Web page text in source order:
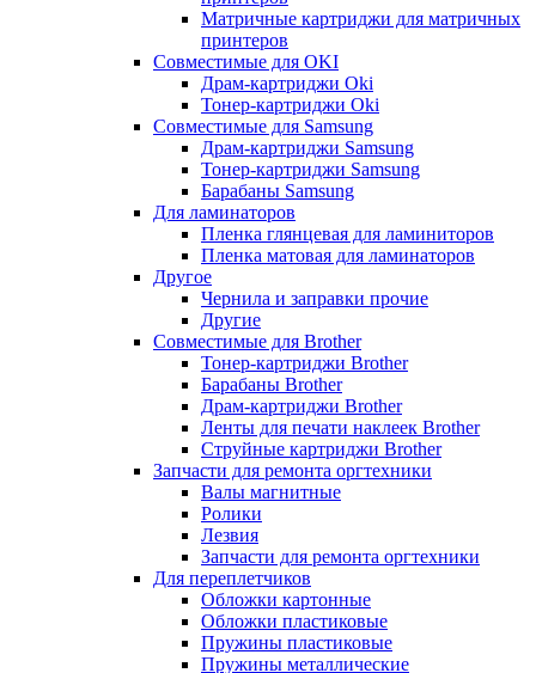
Матричные картриджи для матричных
принтеров
Совместимые для OKI
Драм-картриджи Oki
Тонер-картриджи Oki
Совместимые для Samsung
Драм-картриджи Samsung
Тонер-картриджи Samsung
Барабаны Samsung
Для ламинаторов
Пленка глянцевая для ламиниторов
Пленка матовая для ламинаторов
Другое
Чернила и заправки прочие
Другие
Совместимые для Brother
Тонер-картриджи Brother
Барабаны Brother
Драм-картриджи Brother
Ленты для печати наклеек Brother
Струйные картриджи Brother
Запчасти для ремонта оргтехники
Валы магнитные
Ролики
Лезвия
Запчасти для ремонта оргтехники
Для переплетчиков
Обложки картонные
Обложки пластиковые
Пружины пластиковые
Пружины металлические